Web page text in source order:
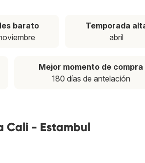
barato
Temporada
abril
Mejor momento de compra
180 días de antelación
Cali - Estambul